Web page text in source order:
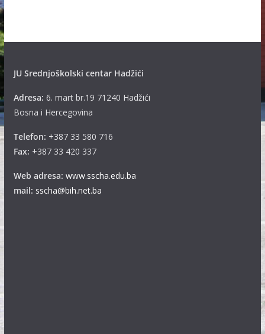
JU Srednjoškolski centar Hadžići
Adresa: 6. mart br.19 71240 Hadžići
Bosna i Hercegovina
Telefon: +387 33 580 716
Fax: +387 33 420 337
Web adresa: www.sscha.edu.ba
mail: sscha@bih.net.ba